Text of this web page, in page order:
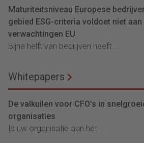
Maturiteitsniveau Europese
gebied ESG-criteria voldoet niet aan
verwachtingen EU
Bijna helft van bedrijven heeft...
Whitepapers
De valkuilen voor CFO’s in
organisaties
Is uw organisatie aan het...